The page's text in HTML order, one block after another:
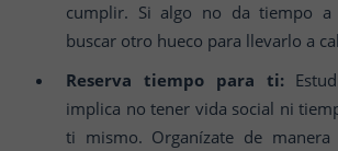
cumplir. Si algo no da tiempo a
buscar otro hueco para llevarlo a
Reserva tiempo para ti:
implica no tener vida social ni
ti mismo. Organízate de